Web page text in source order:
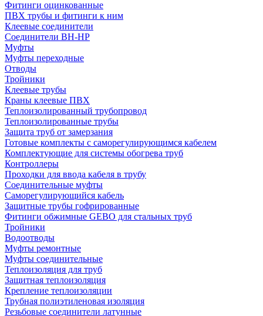
Фитинги оцинкованные
ПВХ трубы и фитинги к ним
Клеевые соединители
Соединители ВН-НР
Муфты
Муфты переходные
Отводы
Тройники
Клеевые трубы
Краны клеевые ПВХ
Теплоизолированный трубопровод
Теплоизолированные трубы
Защита труб от замерзания
Готовые комплекты с саморегулирующимся кабелем
Комплектующие для системы обогрева труб
Контроллеры
Проходки для ввода кабеля в трубу
Соединительные муфты
Саморегулирующийся кабель
Защитные трубы гофрированные
Фитинги обжимные GEBO для стальных труб
Тройники
Водоотводы
Муфты ремонтные
Муфты соединительные
Теплоизоляция для труб
Защитная теплоизоляция
Крепление теплоизоляции
Трубная полиэтиленовая изоляция
Резьбовые соединители латунные